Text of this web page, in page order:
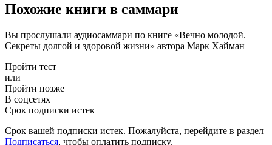
Похожие книги в саммари
Вы прослушали аудиосаммари по книге «Вечно молодой.
Секреты долгой и здоровой жизни» автора Марк Хайман
Пройти тест
или
Пройти позже
В соцсетях
Срок подписки истек
Срок вашей подписки истек. Пожалуйста, перейдите в раздел
Подписаться, чтобы оплатить подписку.